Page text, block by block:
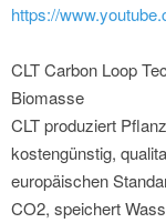
https://
CLT Carbon Loop
Biomasse
CLT produziert
kostengünstig,
europäischen
CO2, speichert